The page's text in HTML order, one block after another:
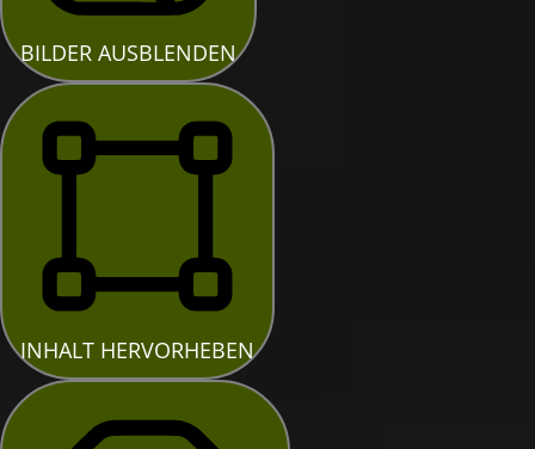
BILDER AUSBLENDEN
INHALT HERVORHEBEN